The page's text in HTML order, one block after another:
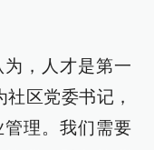
，人才是第一
区党委书记，
理。我们需要